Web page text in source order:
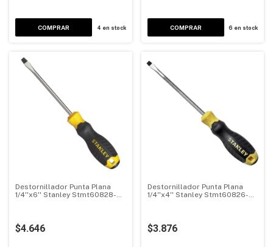
COMPRAR 4 en stock 6 en stock
Destornillador Punta Plana
1/4''x6'' Stanley Stmt60828-
$4.646
Destornillador Punta Plana
1/4''x4'' Stanley Stmt60826-
$3.876